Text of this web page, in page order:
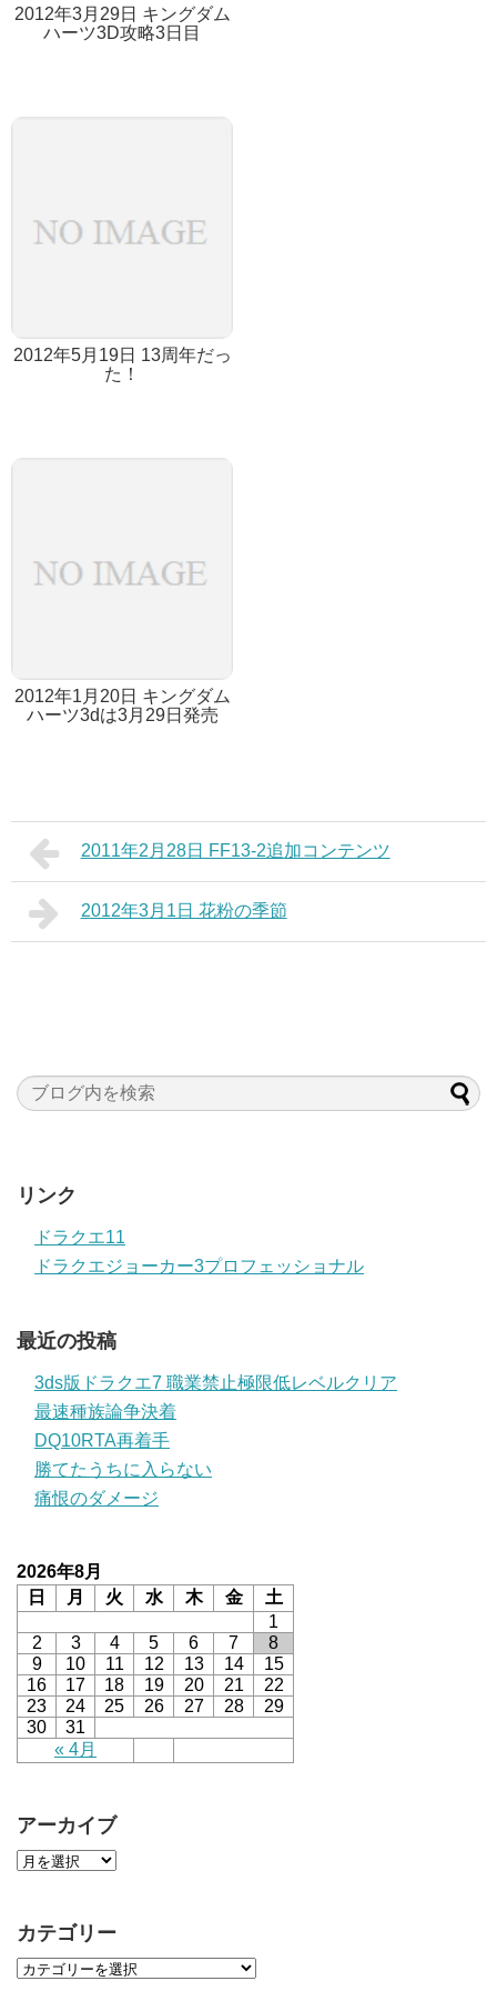
2012年3月29日 キングダム
ハーツ3D攻略3日目
2012年5月19日 13周年だっ
た！
2012年1月20日 キングダム
ハーツ3dは3月29日発売
2011年2月28日 FF13-2追加コンテンツ
2012年3月1日 花粉の季節
リンク
ドラクエ11
ドラクエジョーカー3プロフェッショナル
最近の投稿
3ds版ドラクエ7 職業禁止極限低レベルクリア
最速種族論争決着
DQ10RTA再着手
勝てたうちに入らない
痛恨のダメージ
2026年8月
日
月 火 水 木 金 土
« 4月
1
2
3 4 5 6 7
8
9
10 11 12 13 14
15
16
17 18 19 20 21
22
23
24 25 26 27 28
29
30
31
アーカイブ
カテゴリー